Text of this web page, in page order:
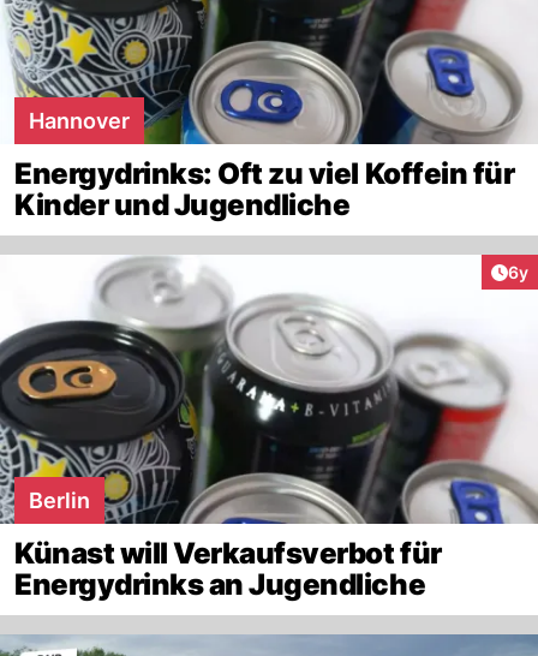
Hannover
Energydrinks: Oft zu viel Koffein für
Kinder und Jugendliche
6y
Berlin
Künast will Verkaufsverbot für
Energydrinks an Jugendliche